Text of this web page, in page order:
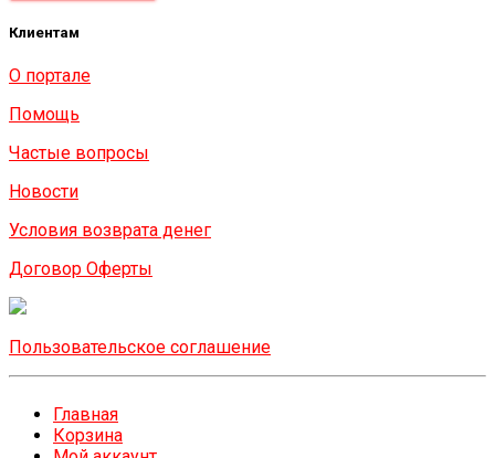
Клиентам
О портале
Помощь
Частые вопросы
Новости
Условия возврата денег
Договор Оферты
Пользовательское соглашение
Главная
Корзина